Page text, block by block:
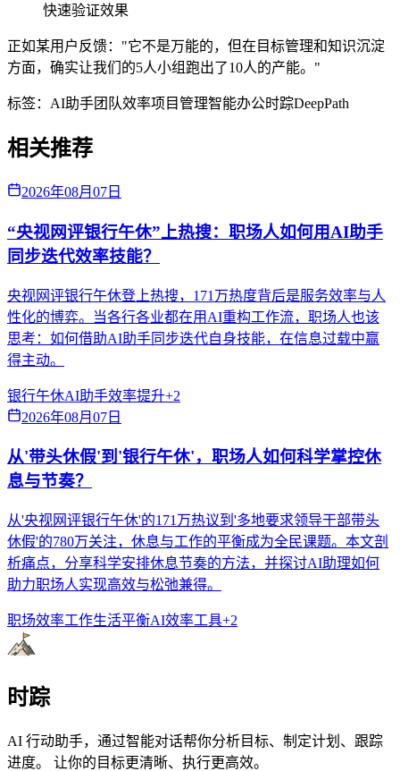
快速验证效果
正如某用户反馈："它不是万能的，但在目标管理和知识沉淀
方面，确实让我们的5人小组跑出了10人的产能。"
标签： AI助手团队效率项目管理智能办公时踪DeepPath
相关推荐
2026年08月07日
“央视网评银行午休”上热搜：职场人如何用AI助手
同步迭代效率技能？
央视网评银行午休登上热搜，171万热度背后是服务效率与人
性化的博弈。当各行各业都在用AI重构工作流，职场人也该
思考：如何借助AI助手同步迭代自身技能，在信息过载中赢
得主动。
银行午休AI助手效率提升+2
2026年08月07日
从'带头休假'到'银行午休'，职场人如何科学掌控休
息与节奏？
从'央视网评银行午休'的171万热议到'多地要求领导干部带头
休假'的780万关注，休息与工作的平衡成为全民课题。本文剖
析痛点，分享科学安排休息节奏的方法，并探讨AI助理如何
助力职场人实现高效与松弛兼得。
职场效率工作生活平衡AI效率工具+2
时踪
AI 行动助手，通过智能对话帮你分析目标、制定计划、跟踪
进度。 让你的目标更清晰、执行更高效。